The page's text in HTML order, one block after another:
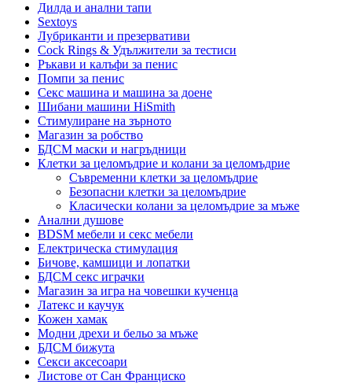
Дилда и анални тапи
Sextoys
Лубриканти и презервативи
Cock Rings & Удължители за тестиси
Ръкави и калъфи за пенис
Помпи за пенис
Секс машина и машина за доене
Шибани машини HiSmith
Стимулиране на зърното
Магазин за робство
БДСМ маски и нагръдници
Клетки за целомъдрие и колани за целомъдрие
Съвременни клетки за целомъдрие
Безопасни клетки за целомъдрие
Класически колани за целомъдрие за мъже
Анални душове
BDSM мебели и секс мебели
Електрическа стимулация
Бичове, камшици и лопатки
БДСМ секс играчки
Магазин за игра на човешки кученца
Латекс и каучук
Кожен хамак
Модни дрехи и бельо за мъже
БДСМ бижута
Секси аксесоари
Листове от Сан Франциско